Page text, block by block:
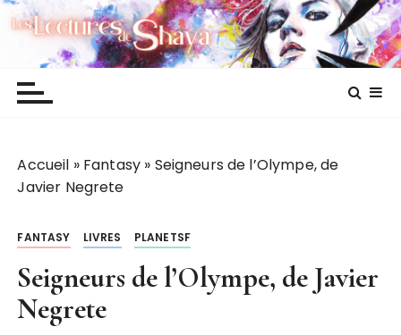
P
Les lectures de Shaya
Accueil » Fantasy » Seigneurs de l’Olympe, de
Javier Negrete
FANTASY LIVRES PLANETSF
Seigneurs de l’Olympe, de Javier
Negrete